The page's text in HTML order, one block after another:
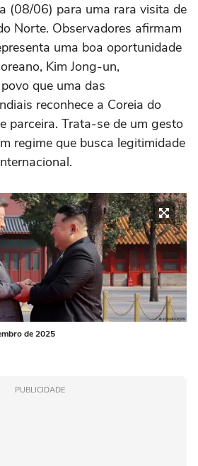
(08/06) para uma rara visita de
Norte. Observadores afirmam
uma boa oportunidade
Kim Jong-un,
que uma das
reconhece a Coreia do
parceira. Trata-se de um gesto
regime que busca legitimidade
de 2025
PUBLICIDADE